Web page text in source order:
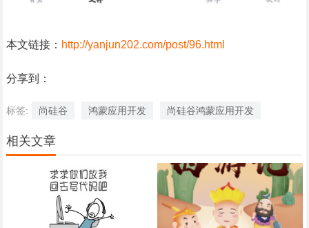
本文链接： http://yanjun202.com/post/96.html
分享到：
标签: 尚硅谷 鸿蒙应用开发 尚硅谷鸿蒙应用开发
相关文章